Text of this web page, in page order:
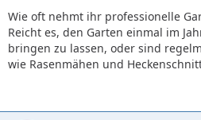
Wie oft nehmt ihr professionelle
Reicht es, den Garten einmal im
bringen zu lassen, oder sind
wie Rasenmähen und